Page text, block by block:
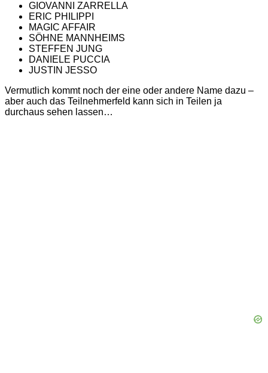
GIOVANNI ZARRELLA
ERIC PHILIPPI
MAGIC AFFAIR
SÖHNE MANNHEIMS
STEFFEN JUNG
DANIELE PUCCIA
JUSTIN JESSO
Vermutlich kommt noch der eine oder andere Name dazu –
aber auch das Teilnehmerfeld kann sich in Teilen ja
durchaus sehen lassen…